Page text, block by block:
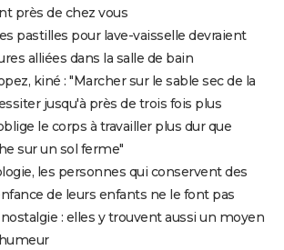
1
près de chez vous
pastilles pour lave-vaisselle devraient
alliées dans la salle de bain
kiné : "Marcher sur le sable sec de la
jusqu'à près de trois fois plus
le corps à travailler plus dur que
sur un sol ferme"
les personnes qui conservent des
de leurs enfants ne le font pas
: elles y trouvent aussi un moyen